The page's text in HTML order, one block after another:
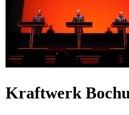
Kraftwerk